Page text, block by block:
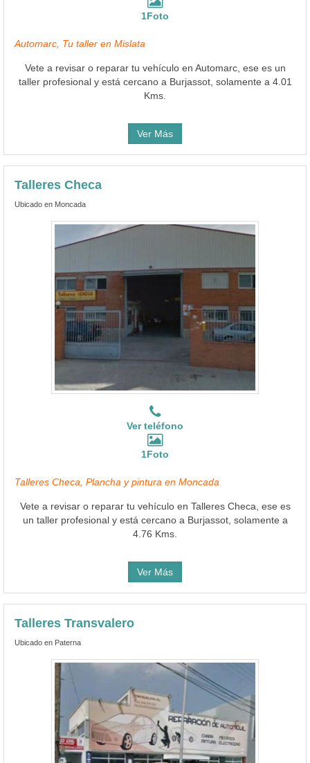
1Foto
Automarc, Tu taller en Mislata
Vete a revisar o reparar tu vehículo en Automarc, ese es un
taller profesional y está cercano a Burjassot, solamente a 4.01
Kms.
Ver Más
Talleres Checa
Ubicado en Moncada
Ver teléfono
1Foto
Talleres Checa, Plancha y pintura en Moncada
Vete a revisar o reparar tu vehículo en Talleres Checa, ese es
un taller profesional y está cercano a Burjassot, solamente a
4.76 Kms.
Ver Más
Talleres Transvalero
Ubicado en Paterna